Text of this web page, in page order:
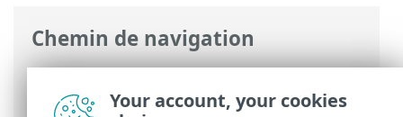
Chemin de navigation
Aide en ligne ESET>ESET Package
Installer
>ESET PROTECT Programme
Your account, your cookies